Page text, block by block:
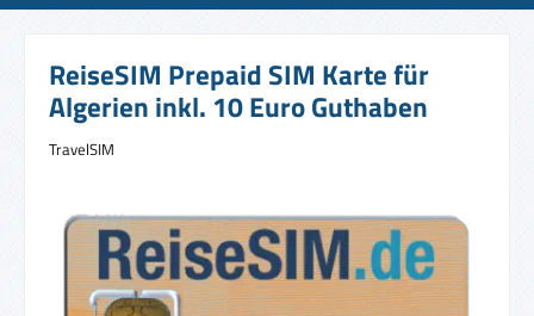
ReiseSIM Prepaid SIM Karte für
Algerien inkl. 10 Euro Guthaben
TravelSIM
Bildergalerie überspringen